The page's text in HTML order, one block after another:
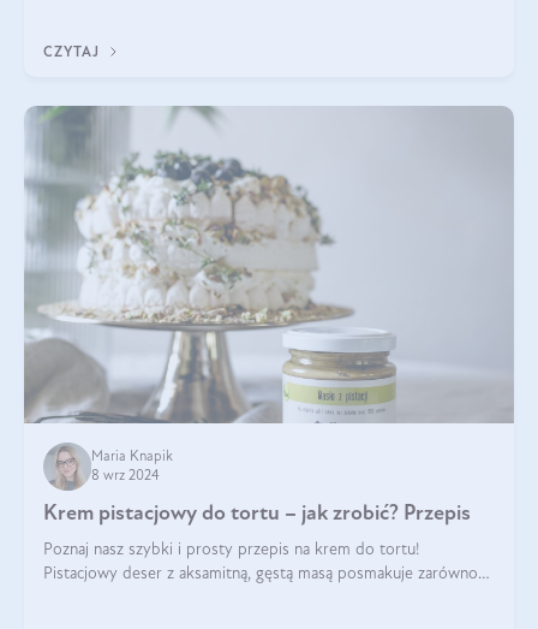
CZYTAJ
Maria Knapik
8 wrz 2024
Krem pistacjowy do tortu – jak zrobić? Przepis
Poznaj nasz szybki i prosty przepis na krem do tortu!
Pistacjowy deser z aksamitną, gęstą masą posmakuje zarówno